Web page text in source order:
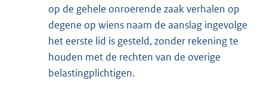
op de gehele onroerende zaak verhalen op
degene op wiens naam de aanslag ingevolge
het eerste lid is gesteld, zonder rekening te
houden met de rechten van de overige
belastingplichtigen.